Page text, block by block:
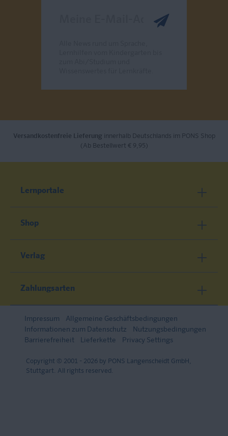
Versandkostenfreie Lieferung innerhalb Deutschlands im PONS Shop
(Ab Bestellwert € 9,95)
Lernportale
Shop
Verlag
Zahlungsarten
Impressum
Allgemeine Geschäftsbedingungen
Informationen zum Datenschutz
Nutzungsbedingungen
Barrierefreiheit
Lieferkette Privacy Settings
Copyright © 2001 - 2026 by PONS Langenscheidt GmbH,
Stuttgart. All rights reserved.